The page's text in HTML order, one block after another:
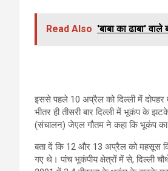
Read Also 'बाबा का ढाबा'
इससे पहले 10 अप्रैल को दिल्ली में
भीतर ही तीसरी बार दिल्ली में भूकंप के
(संचालन) जेएल गौतम ने कहा कि भूकंप का
बता दें कि 12 और 13 अप्रैल को महसूस
गए थे। पांच भूकंपीय क्षेत्रों में से, दिल्ली